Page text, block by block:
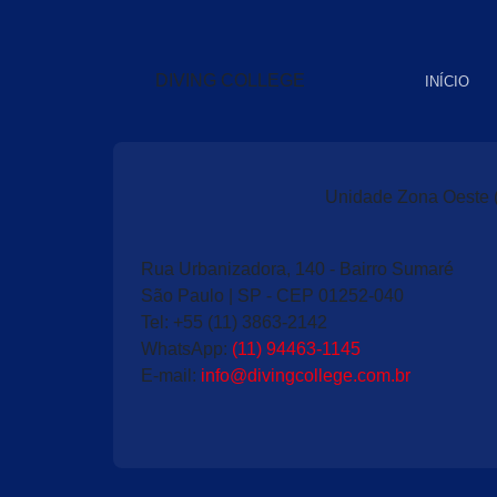
DIVING COLLEGE INÍCIO
Unidade Zona Oeste
Rua Urbanizadora, 140 - Bairro Sumaré
São Paulo | SP - CEP 01252-040
Tel: +55 (11) 3863-2142
WhatsApp: (11) 94463-1145
E-mail : info@divingcollege.com.br